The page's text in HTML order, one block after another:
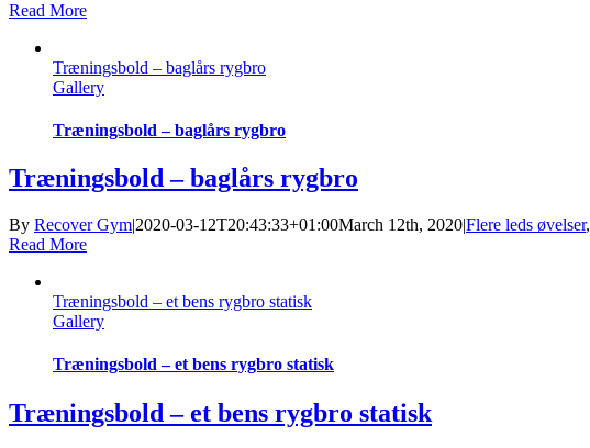
Read More
Træningsbold – baglårs rygbro
Gallery
Træningsbold – baglårs rygbro
Træningsbold – baglårs rygbro
By Recover Gym|2020-03-12T20:43:33+01:00March 12th, 2020|Flere leds øvelser,
Read More
Træningsbold – et bens rygbro statisk
Gallery
Træningsbold – et bens rygbro statisk
Træningsbold – et bens rygbro statisk